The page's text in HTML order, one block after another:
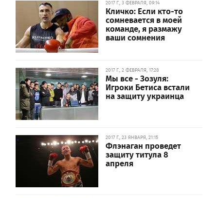
2017 Г., 3 ФЕВРАЛЯ, 09:14
Кличко: Если кто-то
сомневается в моей
команде, я размажу
ваши сомнения
2017 Г., 2 ФЕВРАЛЯ, 17:28
Мы все - Зозуля:
Игроки Бетиса встали
на защиту украинца
2017 Г., 23 ЯНВАРЯ, 21:15
Флэнаган проведет
защиту титула 8
апреля